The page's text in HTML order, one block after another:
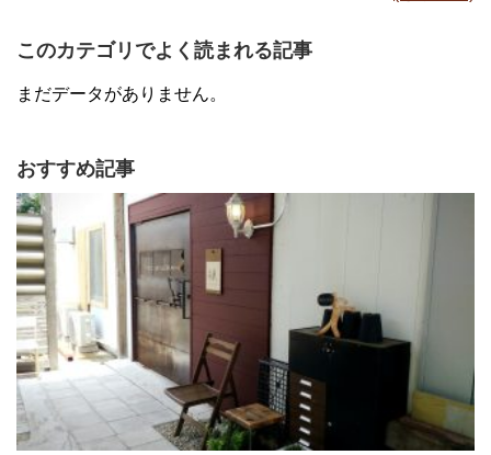
このカテゴリでよく読まれる記事
まだデータがありません。
おすすめ記事